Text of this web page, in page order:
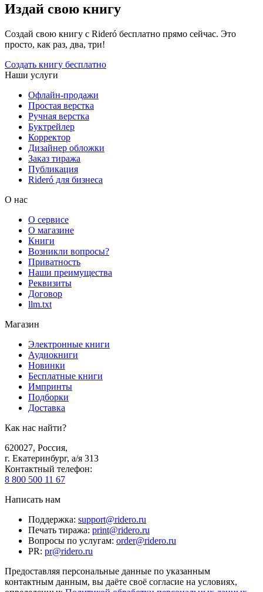
Издай свою книгу
Создай свою книгу с Rideró бесплатно прямо сейчас. Это
просто, как раз, два, три!
Создать книгу бесплатно
Наши услуги
Офлайн-продажи
Простая верстка
Ручная верстка
Буктрейлер
Корректор
Дизайнер обложки
Заказ тиража
Публикация
Rideró для бизнеса
О нас
О сервисе
О магазине
Книги
Возникли вопросы?
Приватность
Наши преимущества
Реквизиты
Договор
llm.txt
Магазин
Электронные книги
Аудиокниги
Новинки
Бесплатные книги
Импринты
Подборки
Доставка
Как нас найти?
620027, Россия,
г. Екатеринбург, а/я 313
Контактный телефон:
8 800 500 11 67
Написать нам
Поддержка: support@ridero.ru
Печать тиража: print@ridero.ru
Вопросы по услугам: order@ridero.ru
PR: pr@ridero.ru
Предоставляя персональные данные по указанным
контактным данным, вы даёте своё согласие на условиях,